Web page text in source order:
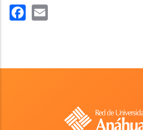
Facebook